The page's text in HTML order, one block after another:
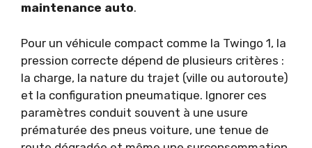
maintenance auto.
Pour un véhicule compact comme la Twingo 1, la
pression correcte dépend de plusieurs critères :
la charge, la nature du trajet (ville ou autoroute)
et la configuration pneumatique. Ignorer ces
paramètres conduit souvent à une usure
prématurée des pneus voiture, une tenue de